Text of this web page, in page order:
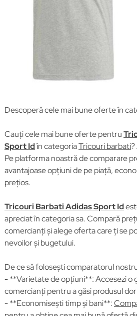
Descoperă cele mai bune oferte în
Cauți cele mai bune oferte pentru
Sport Idîn categoriaTricouri barbati?
Pe platforma noastră de comparare
avantajoase opțiuni de pe piață,
prețios.
Tricouri Barbati Adidas Sport Id
apreciat în categoria sa. Compară
comercianți și alege oferta care ți se
nevoilor și bugetului.
De ce să folosești comparatorul
- **Varietate de opțiuni**: Accesezi o
comercianți pentru a găsi produsul
- **Economisești timp și bani**: